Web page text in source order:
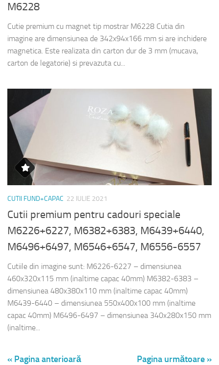
M6228
Cutie premium cu magnet tip mostrar M6228 Cutia din
imagine are dimensiunea de 342x94x166 mm si are inchidere
magnetica. Este realizata din carton dur de 3 mm (mucava,
carton de legatorie) si prevazuta cu...
CUTII FUND+CAPAC 22 IULIE 2021
Cutii premium pentru cadouri speciale
M6226+6227, M6382+6383, M6439+6440,
M6496+6497, M6546+6547, M6556-6557
Cutiile din imagine sunt: M6226-6227 – dimensiunea
460x320x115 mm (inaltime capac 40mm) M6382-6383 –
dimensiunea 480x380x110 mm (inaltime capac 40mm)
M6439-6440 – dimensiunea 550x400x100 mm (inaltime
capac 40mm) M6496-6497 – dimensiunea 340x280x150 mm
(inaltime...
« Pagina anterioară Pagina următoare »